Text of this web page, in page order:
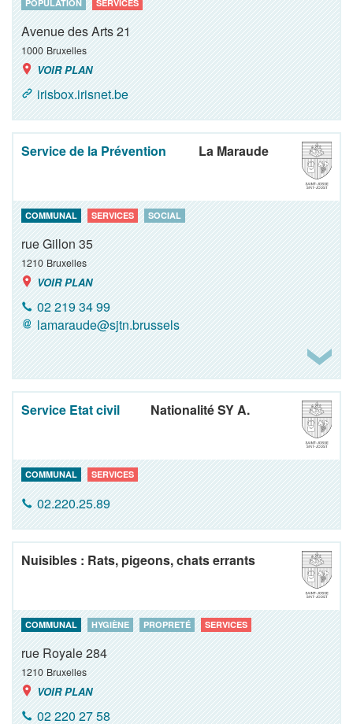
POPULATION SERVICES
Avenue des Arts 21
1000 Bruxelles
VOIR PLAN
irisbox.irisnet.be
Service de la Prévention La Maraude
COMMUNAL SERVICES SOCIAL
rue Gillon 35
1210 Bruxelles
VOIR PLAN
02 219 34 99
lamaraude@sjtn.brussels
Service Etat civil Nationalité SY A.
COMMUNAL SERVICES
02.220.25.89
Nuisibles : Rats, pigeons, chats errants
COMMUNAL HYGIÈNE PROPRETÉ SERVICES
rue Royale 284
1210 Bruxelles
VOIR PLAN
02 220 27 58